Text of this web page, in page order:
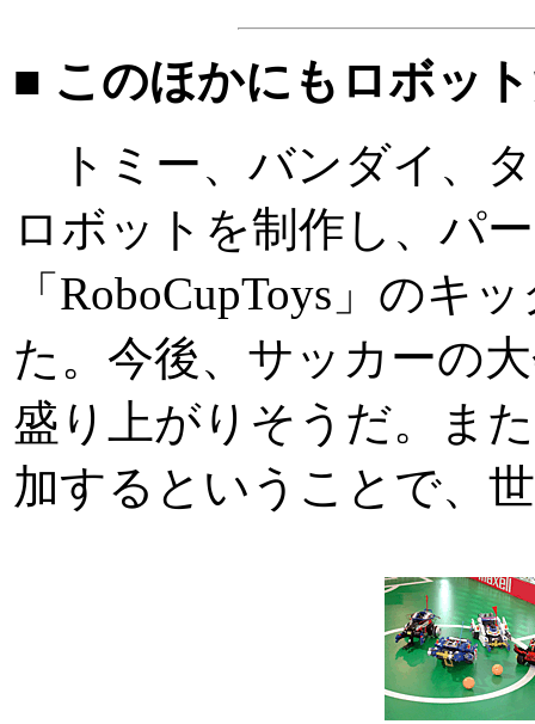
■ このほかにもロボッ
トミー、バンダイ、
ロボットを制作し、パ
「RoboCupToys」のキ
た。今後、サッカーの
盛り上がりそうだ。ま
加するということで、